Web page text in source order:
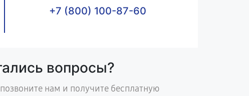
+7 (800) 100-87-60
вопросы?
нам и получите бесплатную